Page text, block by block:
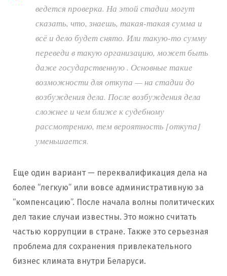
ведется проверка. На этой стадии могут
сказать, что, знаешь, такая-такая сумма и
всё и дело будет снято. Или такую-то сумму
переведи в такую организацию, может быть
даже государственную . Основные такие
возможности для откупа — на стадии до
возбуждения дела. После возбуждения дела
сложнее и чем ближе к судебному
рассмотрению, тем вероятность [откупа]
уменьшается.
Еще один вариант — переквалификация дела на
более “легкую” или вовсе административную за
“компенсацию”. После начала волны политических
дел такие случаи известны. Это можно считать
частью коррупции в стране. Также это серьезная
проблема для сохранения привлекательного
бизнес климата внутри Беларуси.